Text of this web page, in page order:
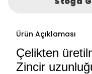
Ürün Açıklaması
Çelikten
Zincir